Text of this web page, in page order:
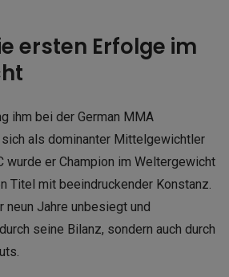
ersten Erfolge im
ihm bei der German MMA
als dominanter Mittelgewichtler
wurde er Champion im Weltergewicht
Titel mit beeindruckender Konstanz.
neun Jahre unbesiegt und
seine Bilanz, sondern auch durch